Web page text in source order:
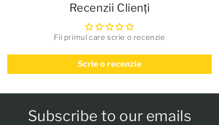
Recenzii Clienți
Fii primul care scrie o recenzie
Scrie o recenzie
Subscribe to our emails